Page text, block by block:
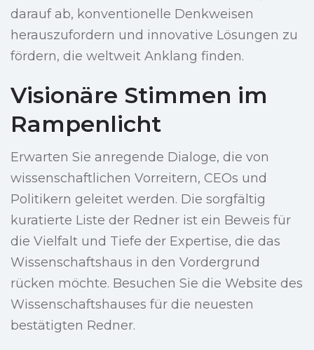
darauf ab, konventionelle Denkweisen
herauszufordern und innovative Lösungen zu
fördern, die weltweit Anklang finden.
Visionäre Stimmen im
Rampenlicht
Erwarten Sie anregende Dialoge, die von
wissenschaftlichen Vorreitern, CEOs und
Politikern geleitet werden. Die sorgfältig
kuratierte Liste der Redner ist ein Beweis für
die Vielfalt und Tiefe der Expertise, die das
Wissenschaftshaus in den Vordergrund
rücken möchte. Besuchen Sie die Website des
Wissenschaftshauses für die neuesten
bestätigten Redner.